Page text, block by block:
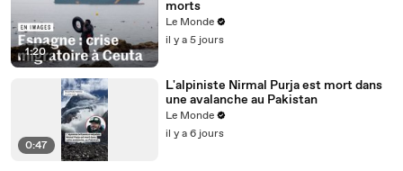
1:20
morts
Le Monde
il y a 5 jours
0:47
L'alpiniste Nirmal Purja est mort dans
une avalanche au Pakistan
Le Monde
il y a 6 jours